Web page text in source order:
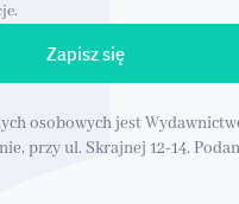
Zapisz się
osobowych jest
przy ul. Skrajnej 12-14.